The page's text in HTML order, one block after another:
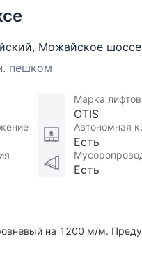
прогулочные
пользование
подземный
, Можайское шоссе
пешком
Марка лифтов
OTIS
Автономная
Есть
Есть
на 1200 м/м.